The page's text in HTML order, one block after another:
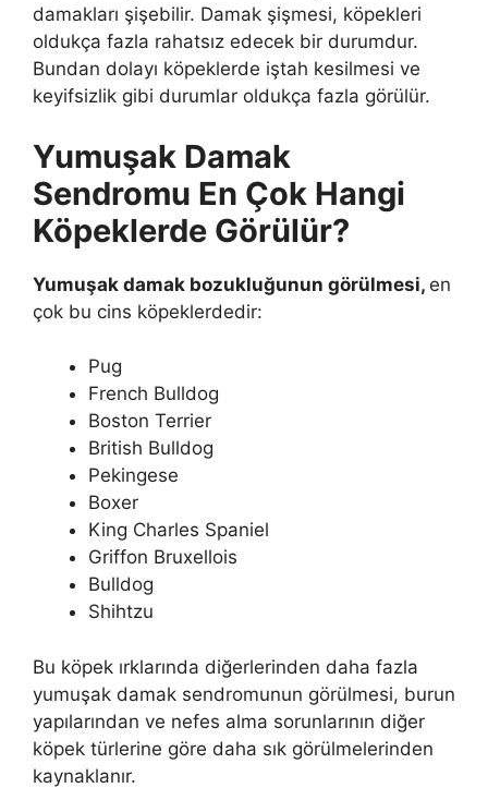
damakları şişebilir. Damak şişmesi, köpekleri
oldukça fazla rahatsız edecek bir durumdur.
Bundan dolayı köpeklerde iştah kesilmesi ve
keyifsizlik gibi durumlar oldukça fazla görülür.
Yumuşak Damak
Sendromu En Çok Hangi
Köpeklerde Görülür?
Yumuşak damak bozukluğunun görülmesi, en
çok bu cins köpeklerdedir:
Pug
French Bulldog
Boston Terrier
British Bulldog
Pekingese
Boxer
King Charles Spaniel
Griffon Bruxellois
Bulldog
Shihtzu
Bu köpek ırklarında diğerlerinden daha fazla
yumuşak damak sendromunun görülmesi, burun
yapılarından ve nefes alma sorunlarının diğer
köpek türlerine göre daha sık görülmelerinden
kaynaklanır.